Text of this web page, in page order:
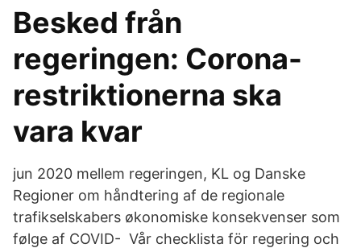
Besked från
regeringen: Corona-
restriktionerna ska
vara kvar
jun 2020 mellem regeringen, KL og Danske
Regioner om håndtering af de regionale
trafikselskabers økonomiske konsekvenser som
følge af COVID- Vår checklista för regering och